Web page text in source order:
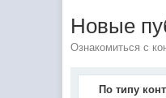
Новые
Ознакомиться с
По типу